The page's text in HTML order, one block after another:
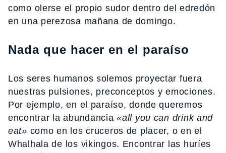
como olerse el propio sudor dentro del edredón
en una perezosa mañana de domingo.
Nada que hacer en el paraíso
Los seres humanos solemos proyectar fuera
nuestras pulsiones, preconceptos y emociones.
Por ejemplo, en el paraíso, donde queremos
encontrar la abundancia«all you can drink and
eat» como en los cruceros de placer, o en el
Whalhala de los vikingos. Encontrar las huríes